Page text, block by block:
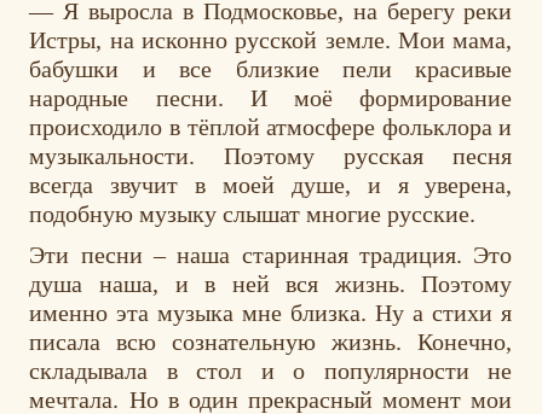
— Я выросла в Подмосковье, на берегу реки
Истры, на исконно русской земле. Мои мама,
бабушки и все близкие пели красивые
народные песни. И моё формирование
происходило в тёплой атмосфере фольклора и
музыкальности. Поэтому русская песня
всегда звучит в моей душе, и я уверена,
подобную музыку слышат многие русские.
Эти песни – наша старинная традиция. Это
душа наша, и в ней вся жизнь. Поэтому
именно эта музыка мне близка. Ну а стихи я
писала всю сознательную жизнь. Конечно,
складывала в стол и о популярности не
мечтала. Но в один прекрасный момент мои